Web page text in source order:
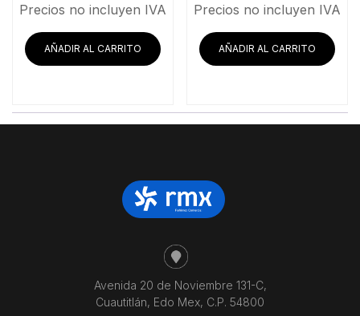
Precios no incluyen IVA
AÑADIR AL CARRITO
Precios no incluyen IVA
AÑADIR AL CARRITO
Avenida 20 de Noviembre 131-C,
Cuautitlán, Edo Mex, C.P. 54800